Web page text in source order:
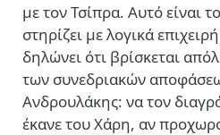
με τον Τσίπρα. Αυτό είναι
στηρίζει με λογικά
δηλώνει ότι βρίσκεται
των συνεδριακών
Ανδρουλάκης: να τον
έκανε του Χάρη, αν